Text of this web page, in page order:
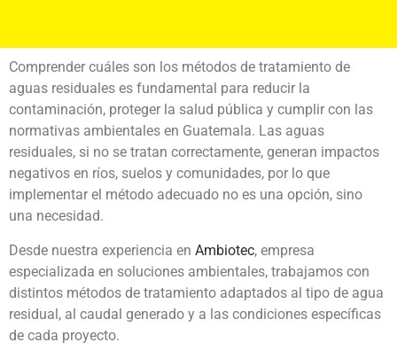
Comprender cuáles son los métodos de tratamiento de
aguas residuales es fundamental para reducir la
contaminación, proteger la salud pública y cumplir con las
normativas ambientales en Guatemala. Las aguas
residuales, si no se tratan correctamente, generan impactos
negativos en ríos, suelos y comunidades, por lo que
implementar el método adecuado no es una opción, sino
una necesidad.
Desde nuestra experiencia en Ambiotec, empresa
especializada en soluciones ambientales, trabajamos con
distintos métodos de tratamiento adaptados al tipo de agua
residual, al caudal generado y a las condiciones específicas
de cada proyecto.